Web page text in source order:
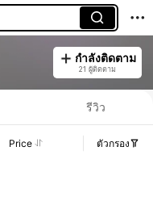
กำลังติดตาม
21 ผู้ติดตาม
รีวิว
Price ตัวกรอง